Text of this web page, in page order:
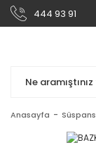
444 93 91
Anasayfa